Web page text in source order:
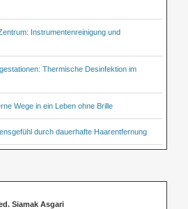
Instrumentenreinigung und
Thermische Desinfektion im
Wege in ein Leben ohne Brille
durch dauerhafte Haarentfernung
Siamak Asgari